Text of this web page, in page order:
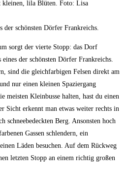
schönsten Dörfer Frankreichs.
sorgt der vierte Stopp: das Dorf
eines der schönsten Dörfer Frankreichs.
sind die gleichfarbigen Felsen direkt am
nur einen kleinen Spaziergang
Kleinbusse halten, hast du einen
Sicht erkennt man etwas weiter rechts in
schneebedeckten Berg. Ansonsten hoch
Gassen schlendern, ein
Läden besuchen. Auf dem Rückweg
letzten Stopp an einem richtig großen